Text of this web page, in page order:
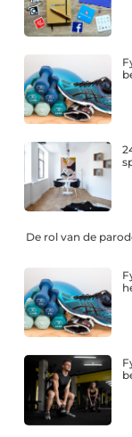
De rol van de